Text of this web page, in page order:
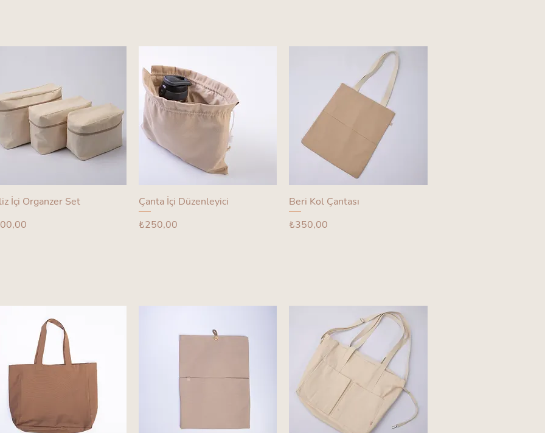
İçi Organzer Set
Çanta İçi Düzenleyici
Fiyat
₺250,00
Beri Kol Çantası
Fiyat
₺350,00